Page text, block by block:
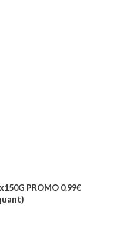
PROMO 0.99€